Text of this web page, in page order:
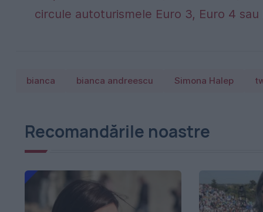
circule autoturismele Euro 3, Euro 4
bianca bianca andreescu Simona Halep
Recomandările noastre